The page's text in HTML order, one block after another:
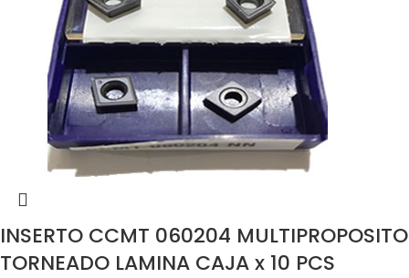
INSERTO CCMT 060204 MULTIPROPOSITO
TORNEADO LAMINA CAJA x 10 PCS